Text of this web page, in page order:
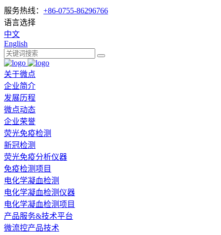
服务热线： +86-0755-86296766
语言选择
中文
English
关于微点
企业简介
发展历程
微点动态
企业荣誉
荧光免疫检测
新冠检测
荧光免疫分析仪器
免疫检测项目
电化学凝血检测
电化学凝血检测仪器
电化学凝血检测项目
产品服务&技术平台
微流控产品技术